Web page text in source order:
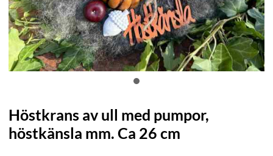
Höstkrans av ull med pumpor,
höstkänsla mm. Ca 26 cm